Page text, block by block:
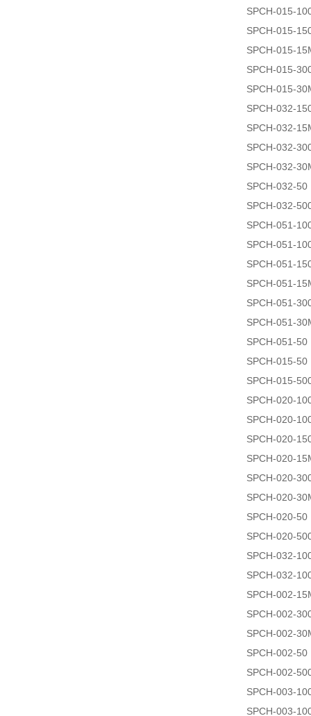
SPCH-015-
SPCH-015-
SPCH-015-
SPCH-015-
SPCH-015-
SPCH-032-
SPCH-032-
SPCH-032-
SPCH-032-
SPCH-032-50
SPCH-032-
SPCH-051-
SPCH-051-
SPCH-051-
SPCH-051-
SPCH-051-
SPCH-051-
SPCH-051-50
SPCH-015-50
SPCH-015-
SPCH-020-
SPCH-020-
SPCH-020-
SPCH-020-
SPCH-020-
SPCH-020-
SPCH-020-50
SPCH-020-
SPCH-032-
SPCH-032-
SPCH-002-
SPCH-002-
SPCH-002-
SPCH-002-50
SPCH-002-
SPCH-003-
SPCH-003-